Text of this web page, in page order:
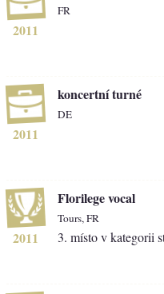
2011
FR
2011
koncertní turné
DE
2011
Florilege vocal
Tours, FR
3. místo v kategorii